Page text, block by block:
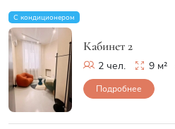
С кондиционером
Кабинет 2
2 чел. 9 м²
Подробнее